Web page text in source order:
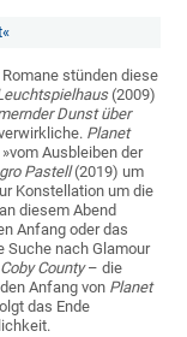
stünden diese
(2009)
Dunst über
Planet
Ausbleiben der
Pastell(2019) um
Konstellation um die
diesem Abend
Anfang oder das
Suche nach Glamour
County– die
Anfang von Planet
das Ende